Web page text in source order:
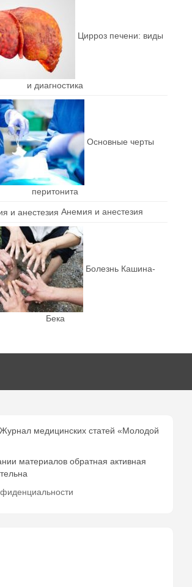
Цирроз печени: виды
и диагностика
Основные черты
перитонита
Анемия и анестезия
Болезнь Кашина-
Бека
медицинских статей «Молодой
материалов обратная активная